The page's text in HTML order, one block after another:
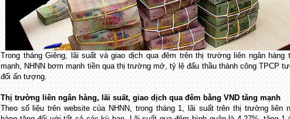
Trong tháng Giêng, lãi suất và giao dịch qua đêm trên thị trường liên ngân hàng
mạnh, NHNN bơm mạnh tiền qua thị trường mở, tỷ lệ đấu thầu thành công TPCP
đối ấn tượng.
Thị trường liên ngân hàng, lãi suất, giao dịch qua đêm bằng VND tăng mạnh
Theo số liệu trên website của NHNN, trong tháng 1, lãi suất trên thị trường liên